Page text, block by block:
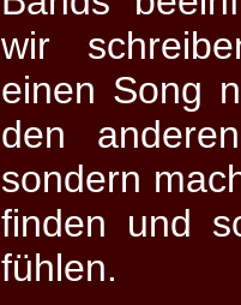
wir
einen Song
den
sondern
finden und
fühlen.